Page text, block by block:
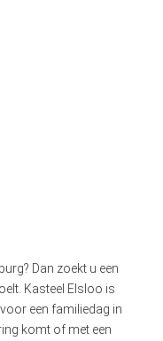
Dan zoekt u een
Kasteel Elsloo is
een familiedag in
komt of met een